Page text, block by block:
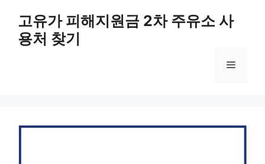
고유가 피해지원금 2차 주유소 사
용처 찾기
메